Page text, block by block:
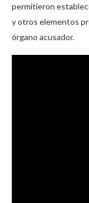
permitieron
y otros elementos
órgano acusador.